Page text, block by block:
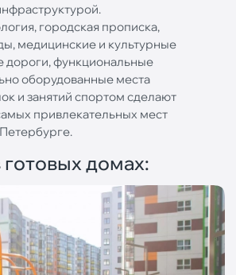
городская прописка,
медицинские и культурные
дороги, функциональные
оборудованные места
и занятий спортом сделают
привлекательных мест
домах: